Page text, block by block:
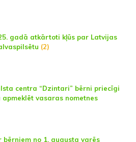
gadā atkārtoti kļūs par Latvijas
(2)
centra “Dzintari” bērni priecīgi
apmeklēt vasaras nometnes
bērniem no 1. augusta varēs